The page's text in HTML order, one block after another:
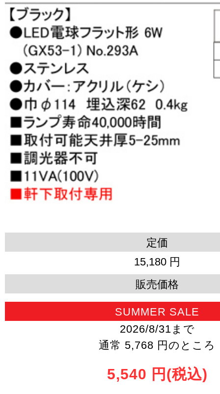
定価
15,180 円
販売価格
SUMMER SALE
2026/8/31まで
通常 5,768 円のところ
5,540 円 (税込)